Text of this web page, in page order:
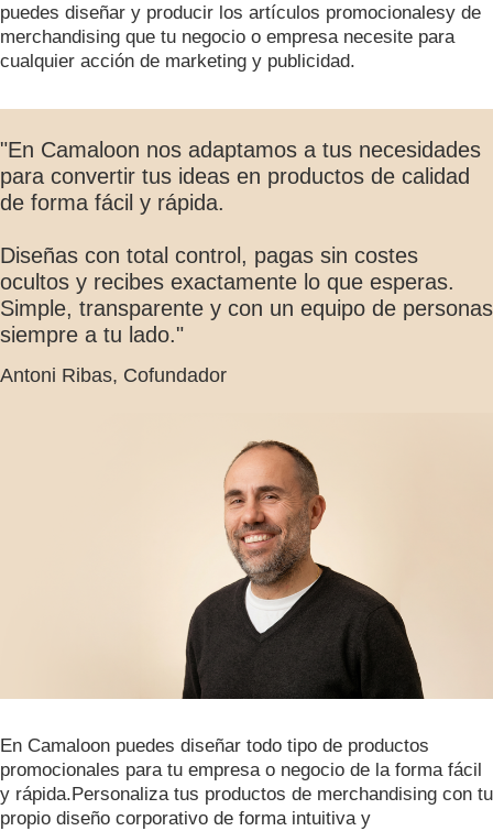
puedes diseñar y producir los artículos promocionalesy de
merchandising que tu negocio o empresa necesite para
cualquier acción de marketing y publicidad.
"En Camaloon nos adaptamos a tus necesidades
para convertir tus ideas en productos de calidad
de forma fácil y rápida.
Diseñas con total control, pagas sin costes
ocultos y recibes exactamente lo que esperas.
Simple, transparente y con un equipo de personas
siempre a tu lado."
Antoni Ribas, Cofundador
En Camaloon puedes diseñar todo tipo de productos
promocionales para tu empresa o negocio de la forma fácil
y rápida.Personaliza tus productos de merchandising con tu
propio diseño corporativo de forma intuitiva y